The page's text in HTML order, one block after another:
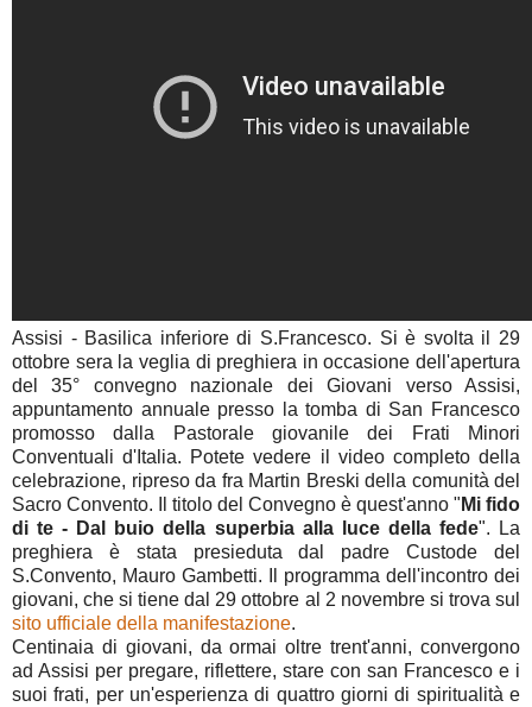
Assisi - Basilica inferiore di S.Francesco. Si è svolta il 29
ottobre sera la veglia di preghiera in occasione dell'apertura
del 35° convegno nazionale dei Giovani verso Assisi,
appuntamento annuale presso la tomba di San Francesco
promosso dalla Pastorale giovanile dei Frati Minori
Conventuali d'Italia. Potete vedere il video completo della
celebrazione, ripreso da fra Martin Breski della comunità del
Sacro Convento. Il titolo del Convegno è quest'anno " Mi fido
di te - Dal buio della superbia alla luce della fede". La
preghiera è stata presieduta dal padre Custode del
S.Convento, Mauro Gambetti. Il programma dell'incontro dei
giovani, che si tiene dal 29 ottobre al 2 novembre si trova sul
sito ufficiale della manifestazione.
Centinaia di giovani, da ormai oltre trent'anni, convergono
ad Assisi per pregare, riflettere, stare con san Francesco e i
suoi frati, per un'esperienza di quattro giorni di spiritualità e